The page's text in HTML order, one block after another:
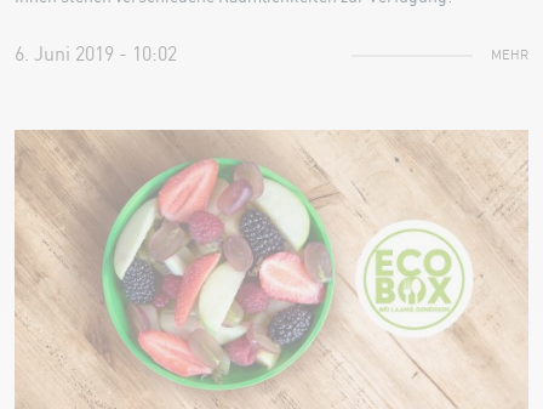
6. Juni 2019 - 10:02 MEHR